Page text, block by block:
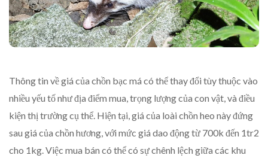
Thông tin về giá của chồn bạc má có thể thay đổi tùy thuộc vào
nhiều yếu tố như địa điểm mua, trọng lượng của con vật, và điều
kiện thị trường cụ thể. Hiện tại, giá của loài chồn heo này đứng
sau giá của chồn hương, với mức giá dao động từ 700k đến 1tr2
cho 1kg. Việc mua bán có thể có sự chênh lệch giữa các khu